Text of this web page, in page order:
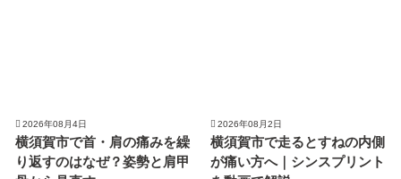
2026年08月4日
横須賀市で首・肩の痛みを繰
り返すのはなぜ？姿勢と肩甲
2026年08月2日
横須賀市で走るとすねの内側
が痛い方へ｜シンスプリント